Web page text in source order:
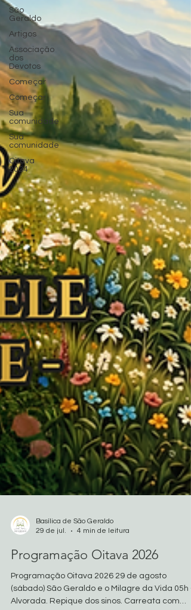
São
Geraldo
Artigos
Associação
dos
Devotos
Começar
Começar
Sua
comunidade
Sua
comunidade
Oitava
2024
4 min de leitura
Programação Oitava 2026
Programação Oitava 2026 29 de agosto